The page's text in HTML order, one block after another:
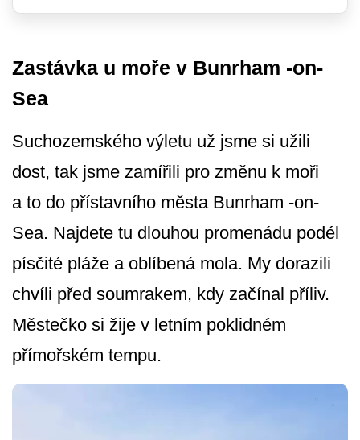
Zastávka u moře v Bunrham -on-
Sea
Suchozemského výletu už jsme si užili
dost, tak jsme zamířili pro změnu k moři
a to do přístavního města Bunrham -on-
Sea. Najdete tu dlouhou promenádu podél
písčité pláže a oblíbená mola. My dorazili
chvíli před soumrakem, kdy začínal příliv.
Městečko si žije v letním poklidném
přímořském tempu.